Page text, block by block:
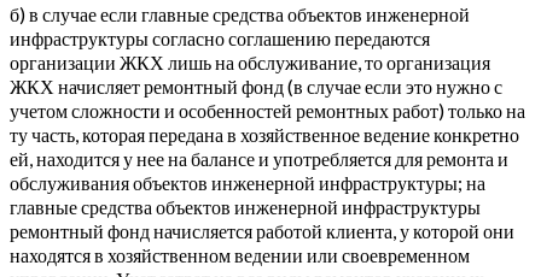
б) в случае если главные средства объектов инженерной
инфраструктуры согласно соглашению передаются
организации ЖКХ лишь на обслуживание, то организация
ЖКХ начисляет ремонтный фонд (в случае если это нужно с
учетом сложности и особенностей ремонтных работ) только на
ту часть, которая передана в хозяйственное ведение конкретно
ей, находится у нее на балансе и употребляется для ремонта и
обслуживания объектов инженерной инфраструктуры; на
главные средства объектов инженерной инфраструктуры
ремонтный фонд начисляется работой клиента, у которой они
находятся в хозяйственном ведении или своевременном